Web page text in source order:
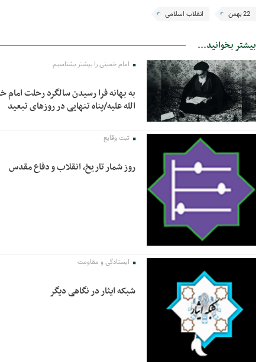
22 بهمن انقلاب اسلامی
بیشتر بخوانید...
امام خمینی را بیشتر بشناسیم
به بهانه فرا رسیدن سالگرد رحلت
الله علیه/پناه تنهایی در روزهای تبعید
ثبت وقایع
روز شمار تاریخ، انقلاب و دفاع مقدس
ایستادگی و مقاومت
شبکه ایثار در نگاهی دیگر